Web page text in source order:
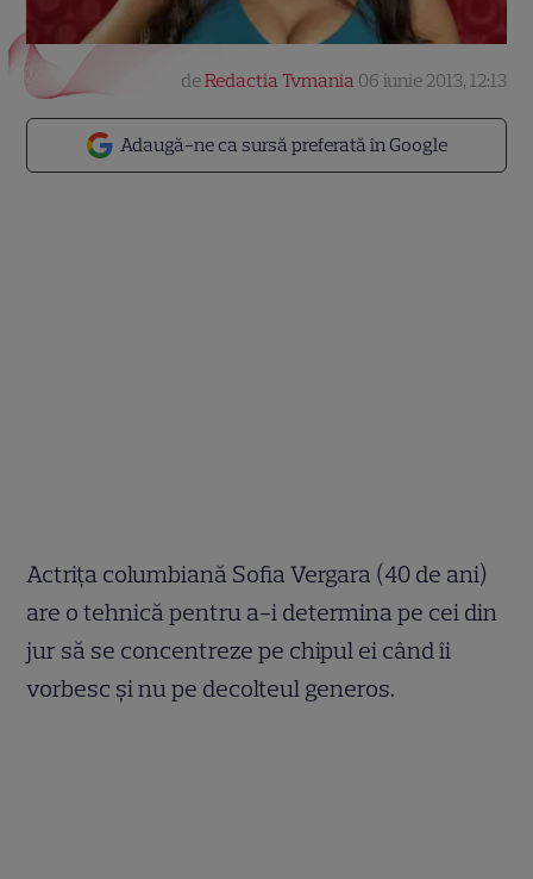
Adaugă-ne ca sursă preferată în Google
deRedactia Tvmania 06 iunie 2013, 12:13
Actriţa columbiană Sofia Vergara (40 de ani)
are o tehnică pentru a-i determina pe cei din
jur să se concentreze pe chipul ei când îi
vorbesc şi nu pe decolteul generos.